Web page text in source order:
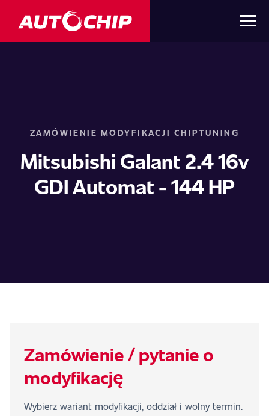
ZAMÓWIENIE MODYFIKACJI CHIPTUNING
Mitsubishi Galant 2.4 16v
GDI Automat - 144 HP
Zamówienie / pytanie o
modyfikację
Wybierz wariant modyfikacji, oddział i wolny termin.